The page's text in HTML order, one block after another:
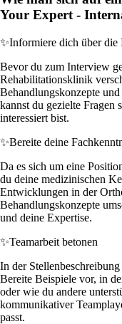
Your Expert -
✨Informiere dich über
Bevor du zum Interview
Rehabilitationsklinik
Behandlungskonzepte
kannst du gezielte Fragen
interessiert bist.
✨Bereite deine
Da es sich um eine
du deine medizinischen
Entwicklungen in der
Behandlungskonzepte
und deine Expertise.
✨Teamarbeit betonen
In der
Bereite Beispiele vor, in
oder wie du andere
kommunikativer
passt.